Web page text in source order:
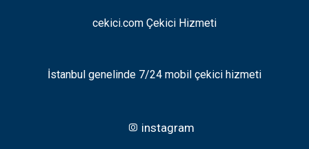
cekici.com Çekici Hizmeti
İstanbul genelinde 7/24 mobil çekici hizmeti
instagram